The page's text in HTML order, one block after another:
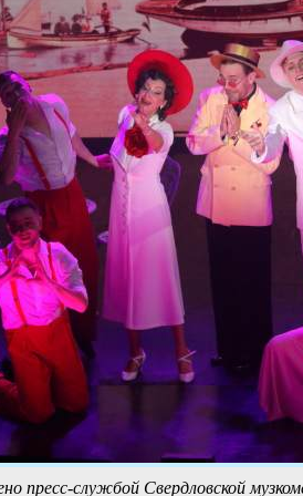
пресс-службой Свердловской